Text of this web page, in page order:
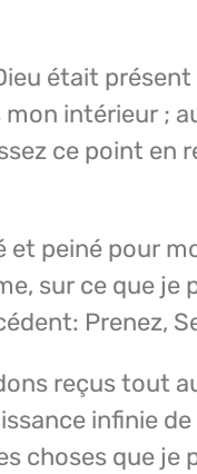
était
intérieur ;
ce point en
peiné pour
sur ce que
Prenez,
reçus tout
infinie
choses que je